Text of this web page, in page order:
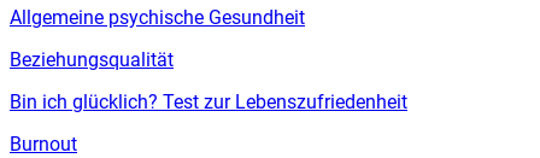
Allgemeine psychische Gesundheit
Beziehungsqualität
Bin ich glücklich? Test zur Lebenszufriedenheit
Burnout